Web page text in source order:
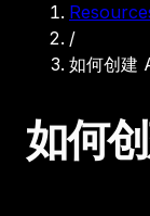
/
如何创建
如何